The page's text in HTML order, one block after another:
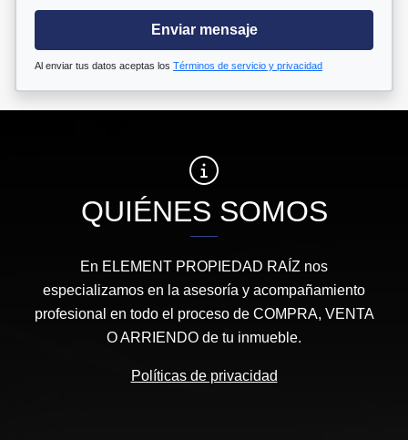
Enviar mensaje
Al enviar tus datos aceptas los Términos de servicio y privacidad
QUIÉNES SOMOS
En ELEMENT PROPIEDAD RAÍZ nos
especializamos en la asesoría y acompañamiento
profesional en todo el proceso de COMPRA, VENTA
O ARRIENDO de tu inmueble.
Políticas de privacidad